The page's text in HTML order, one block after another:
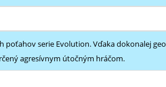
poťahov serie Evolution. Vďaka dokonalej
agresívnym útočným hráčom.